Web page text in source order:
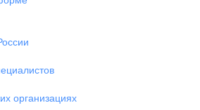
организациях